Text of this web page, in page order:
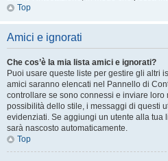
Top
Amici e ignorati
Che cos’è la mia lista amici e ignorati?
Puoi usare queste liste per gestire gli altri
amici saranno elencati nel Pannello di
controllare se sono connessi e inviare loro
possibilità dello stile, i messaggi di questi
evidenziati. Se aggiungi un utente alla tua
sarà nascosto automaticamente.
Top